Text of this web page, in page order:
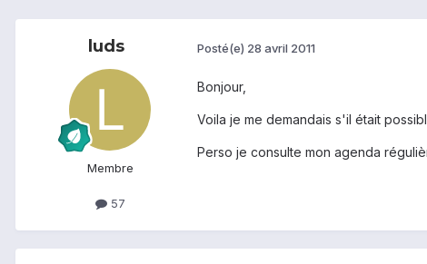
luds
Membre
57
Posté(e) 28 avril 2011
Bonjour,
Voila je me demandais s'il était
Perso je consulte mon agenda